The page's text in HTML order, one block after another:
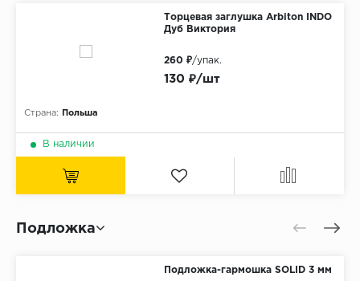
Торцевая заглушка Arbiton INDO
Дуб Виктория
Страна: Польша
130 ₽/шт
260 ₽/упак.
В наличии
Подложка
Подложка-гармошка SOLID 3 мм